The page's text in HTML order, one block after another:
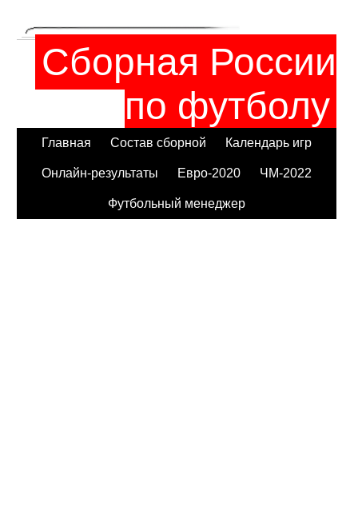
Сборная России
по футболу
Главная Состав сборной Календарь игр
Онлайн-результаты Евро-2020 ЧМ-2022
Футбольный менеджер